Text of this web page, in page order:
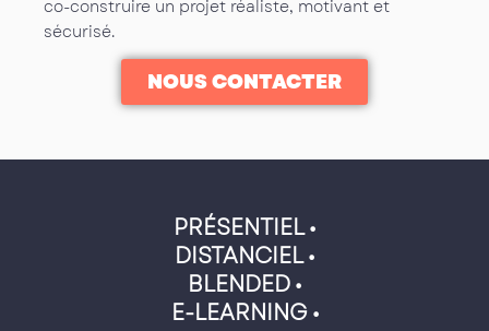
co-construire un projet réaliste, motivant et
sécurisé.
NOUS CONTACTER
PRÉSENTIEL •
DISTANCIEL •
BLENDED •
E-LEARNING •